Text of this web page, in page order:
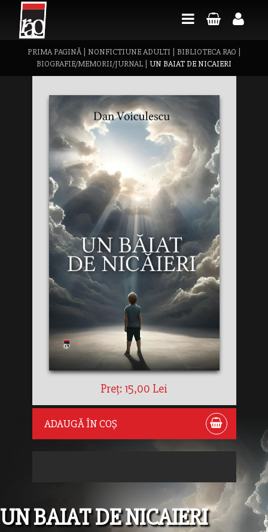
PRIMA PAGINĂ| NONFICTIUNE ADULTI BIBLIOTECA RAO
BIOGRAFIE/MEMORII/JURNAL
UN BAIAT DE NICAIERI
Preț: 15,00 Lei
ADAUGĂ ÎN COȘ
UN BAIAT DE NICAIERI